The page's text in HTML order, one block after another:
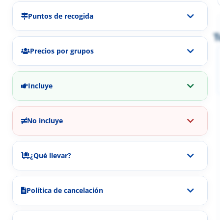
Puntos de recogida
Precios por grupos
Incluye
No incluye
¿Qué llevar?
Política de cancelación